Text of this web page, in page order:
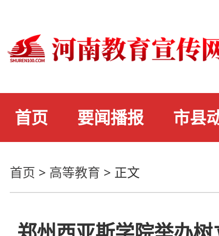
首页 要闻播报 市县
首页 > 高等教育 > 正文